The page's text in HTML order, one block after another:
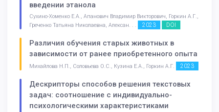
введении этанола
Сухино-Хоменко Е.А., Апанович Владимир Викторович, Горкин А.Г.,
Греченко Татьяна Николаевна, Алексан. . .
2023 DOI
Различия обучения старых животных в
зависимости от ранее приобретенного опыта
Михайлова Н.П., Соловьева О.С., Кузина Е.А., Горкин А.Г. 2023
Дескрипторы способов решения текстовых
задач: соотношение с индивидуально-
психологическими характеристиками